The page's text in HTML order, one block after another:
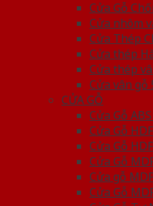
Cửa Gỗ
Cửa nhôm
Cửa Thép
Cửa thép
Cửa thép
Cửa vân gỗ
CỬA GỖ
Cửa Gỗ
Cửa Gỗ HDF
Cửa Gỗ
Cửa Gỗ
Cửa gỗ
Cửa Gỗ